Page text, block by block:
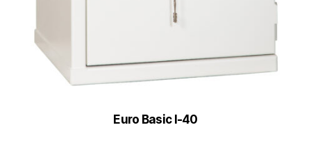
Euro Basic I-40